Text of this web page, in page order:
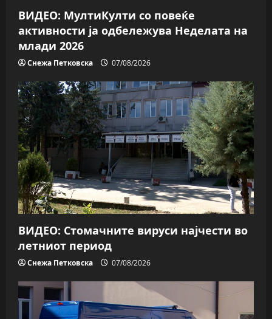
ВИДЕО: МултиКулти со повеќе
активности ја одбележува Неделата на
млади 2026
Снежа Петковска 07/08/2026
ВИДЕО: Стомачните вируси најчести во
летниот период
Снежа Петковска 07/08/2026